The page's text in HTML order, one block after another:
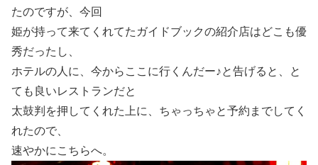
たのですが、今回
姫が持って来てくれてたガイドブックの紹介店はどこも優
秀だったし、
ホテルの人に、今からここに行くんだー♪と告げると、と
ても良いレストランだと
太鼓判を押してくれた上に、ちゃっちゃと予約までしてく
れたので、
速やかにこちらへ。